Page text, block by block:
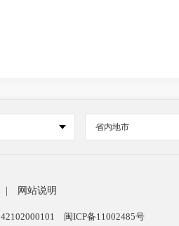
省内地市
网站说明
闽ICP备11002485号